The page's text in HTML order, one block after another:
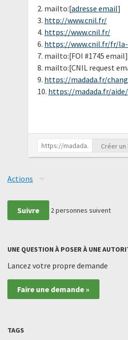
2. mailto:[adresse email]
3. http://www.cnil.fr/
4. https://www.cnil.fr/
6. https://www.cnil.fr/fr/
7. mailto:[FOI #1745 email]
8. mailto:[CNIL request
9. https://madada.fr/
10. https://madada.fr/
Créer
Actions
Suivre 2personnes suivent
UNE QUESTION À POSER À UNE
Lancez votre propre demande
Faire une demande »
TAGS